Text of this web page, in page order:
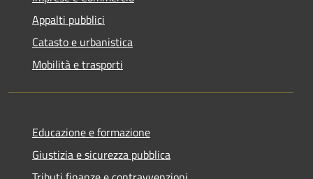
Appalti pubblici
Catasto e urbanistica
Mobilità e trasporti
Educazione e formazione
Giustizia e sicurezza pubblica